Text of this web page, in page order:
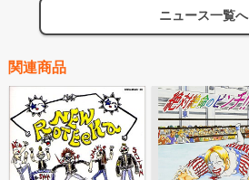
ニュース一覧へ
関連商品